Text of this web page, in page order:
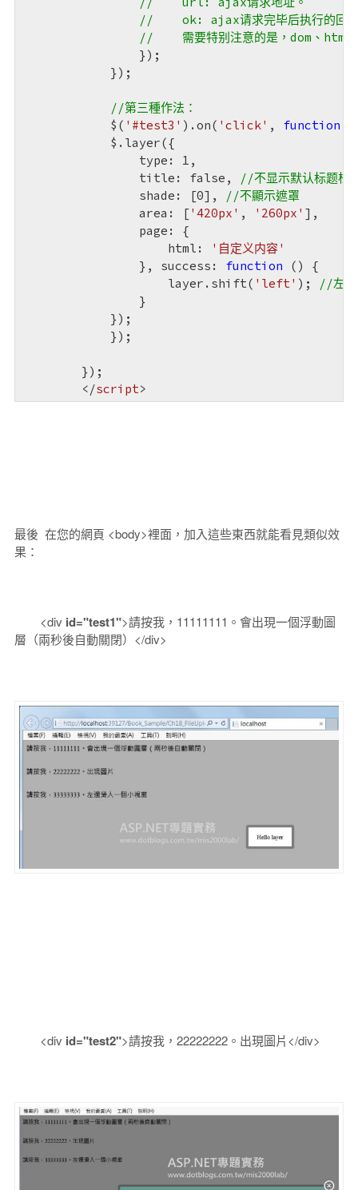
//    ok: ajax请求完毕后执行的回调
//    需要特别注意的是，dom、html
                });
            });
//第三種作法：
            $(
'#test3' ).on( 'click' , function
            $.layer({
                type:
1 ,
                title:
false ,
//不显示默认标题栏
                shade: [
0],
//不顯示遮罩
                area: [
'420px' , '260px' ],
                page: {
                    html:
'自定义内容'
                }, success:
function ( ) {
                    layer.shift(
'left' );
//左边
                }
            });
            });
        });
</script>
最後 在您的網頁 <body>裡面，加入這些東西就能看見類似效
果：
<div id="test1">請按我，11111111。會出現一個浮動圖
層（兩秒後自動關閉）</div>
<div id="test2">請按我，22222222。出現圖片</div>